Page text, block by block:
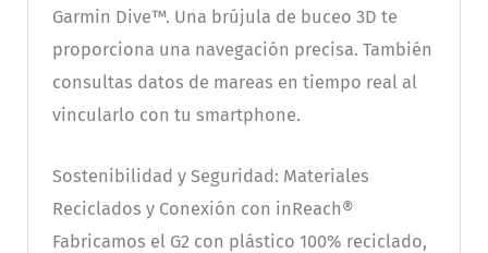
Garmin Dive™. Una brújula de buceo 3D te
proporciona una navegación precisa. También
consultas datos de mareas en tiempo real al
vincularlo con tu smartphone.
Sostenibilidad y Seguridad: Materiales
Reciclados y Conexión con inReach®
Fabricamos el G2 con plástico 100% reciclado,